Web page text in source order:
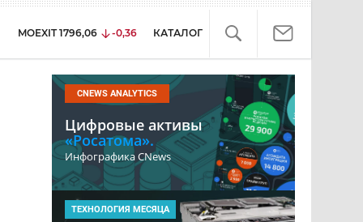
MOEXIT 1796,06 -0,36 КАТАЛОГ
CNEWS ANALYTICS
Цифровые активы
«Росатома».
Инфографика CNews
ТЕХНОЛОГИЯ МЕСЯЦА